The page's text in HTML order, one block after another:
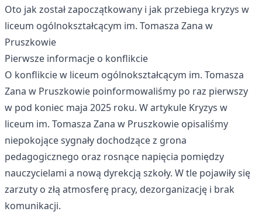
Oto jak został zapoczątkowany i jak przebiega kryzys w
liceum ogólnokształcącym im. Tomasza Zana w
Pruszkowie
Pierwsze informacje o konflikcie
O konflikcie w liceum ogólnokształcącym im. Tomasza
Zana w Pruszkowie poinformowaliśmy po raz pierwszy
w pod koniec maja 2025 roku. W artykule Kryzys w
liceum im. Tomasza Zana w Pruszkowie opisaliśmy
niepokojące sygnały dochodzące z grona
pedagogicznego oraz rosnące napięcia pomiędzy
nauczycielami a nową dyrekcją szkoły. W tle pojawiły się
zarzuty o złą atmosferę pracy, dezorganizację i brak
komunikacji.